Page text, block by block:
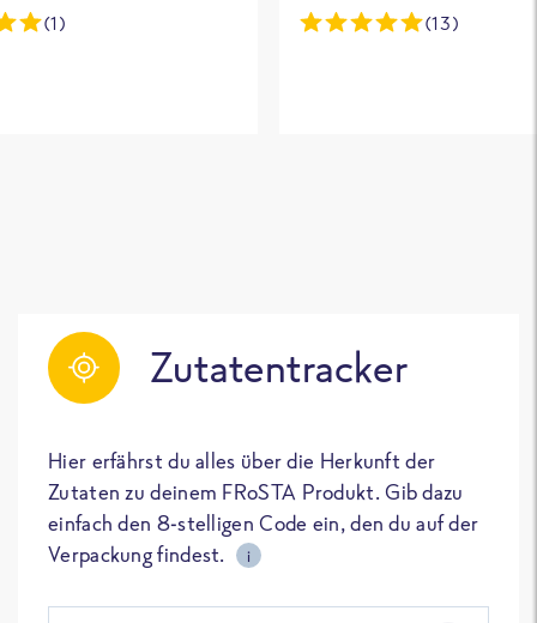
(1) (13)
Zutatentracker
Hier erfährst du alles über die Herkunft der
Zutaten zu deinem FRoSTA Produkt. Gib dazu
einfach den 8-stelligen Code ein, den du auf der
Verpackung findest.
i